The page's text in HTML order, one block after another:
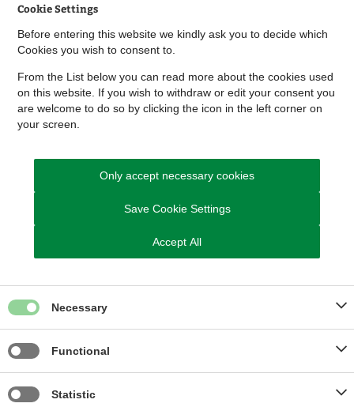
Cookie Settings
Before entering this website we kindly ask you to decide which
Cookies you wish to consent to.
From the List below you can read more about the cookies used
on this website. If you wish to withdraw or edit your consent you
are welcome to do so by clicking the icon in the left corner on
your screen.
Only accept necessary cookies
Save Cookie Settings
Accept All
Necessary
Functional
Statistic